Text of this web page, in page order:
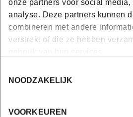
onze partners voor social media,
analyse. Deze partners kunnen
combineren met andere
verstrekt of die ze hebben
NOODZAKELIJK
VOORKEUREN